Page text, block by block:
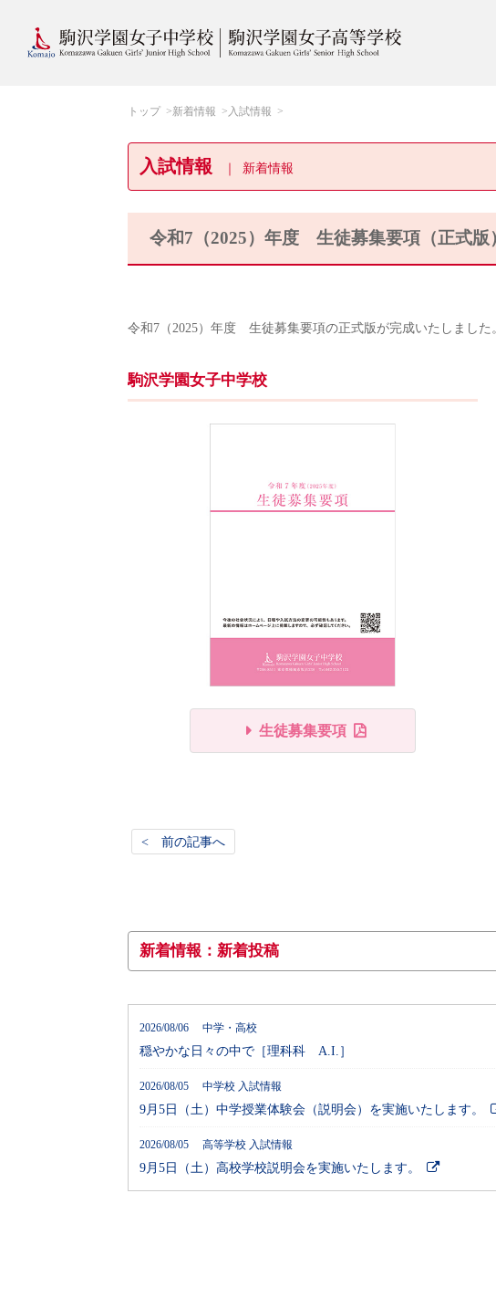
トップ 新着情報 入試情報
入試情報 新着情報
令和7（2025）年度 生徒募集要項（正式版
令和7（2025）年度 生徒募集要項の正式版が完成いたしました
駒沢学園女子中学校
生徒募集要項
< 前の記事へ
新着情報：新着投稿
2026/08/06 中学・高校
穏やかな日々の中で［理科科 A.I.］
2026/08/05 中学校 入試情報
9月5日（土）中学授業体験会（説明会）を実施いたします。
2026/08/05 高等学校 入試情報
9月5日（土）高校学校説明会を実施いたします。